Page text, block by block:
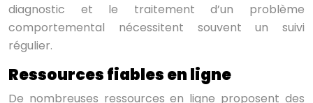
diagnostic et le traitement d’un problème
comportemental nécessitent souvent un suivi
régulier.
Ressources fiables en ligne
De nombreuses ressources en ligne proposent des